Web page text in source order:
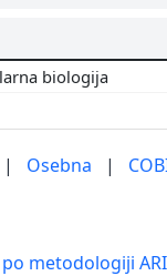
biologija
| Osebna |
metodologiji